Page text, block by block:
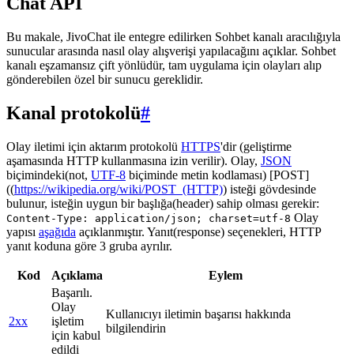
Bu makale, JivoChat ile entegre edilirken Sohbet kanalı aracılığıyla
sunucular arasında nasıl olay alışverişi yapılacağını açıklar. Sohbet
kanalı eşzamansız çift yönlüdür, tam uygulama için olayları alıp
gönderebilen özel bir sunucu gereklidir.
Kanal protokolü#
Olay iletimi için aktarım protokolü HTTPS'dir (geliştirme
aşamasında HTTP kullanmasına izin verilir). Olay, JSON
biçimindeki(not, UTF-8 biçiminde metin kodlaması) [POST]
((https://wikipedia.org/wiki/POST_(HTTP)) isteği gövdesinde
bulunur, isteğin uygun bir başlığa(header) sahip olması gerekir:
Content-Type: application/json; charset=utf-8 Olay
yapısı aşağıda açıklanmıştır. Yanıt(response) seçenekleri, HTTP
yanıt koduna göre 3 gruba ayrılır.
Kod Açıklama Eylem
2xx
Başarılı.
Olay
işletim
için kabul
edildi
Kullanıcıyı iletimin başarısı hakkında
bilgilendirin